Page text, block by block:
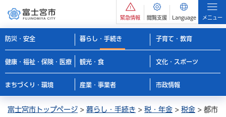
緊急情報 閲覧支援 Language メニュー
防災・安全 暮らし・手続き 子育て・教育
健康・福祉・保険・医療 観光・食 文化・スポーツ
まちづくり・環境 産業・事業者 市政情報
富士宮市トップページ > 暮らし・手続き > 税・年金 > 税金 > 都市